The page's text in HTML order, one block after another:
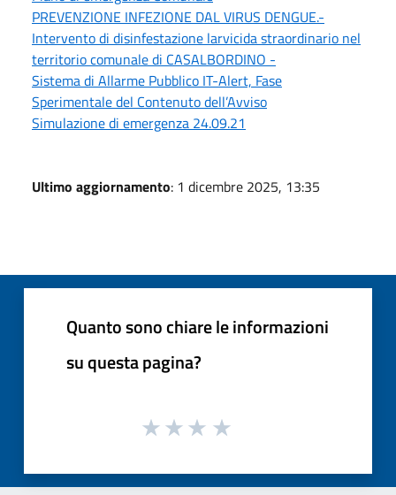
PREVENZIONE INFEZIONE DAL VIRUS DENGUE.-
Intervento di disinfestazione larvicida straordinario nel
territorio comunale di CASALBORDINO -
Sistema di Allarme Pubblico IT-Alert, Fase
Sperimentale del Contenuto dell’Avviso
Simulazione di emergenza 24.09.21
Ultimo aggiornamento: 1 dicembre 2025, 13:35
Quanto sono chiare le informazioni
su questa pagina?